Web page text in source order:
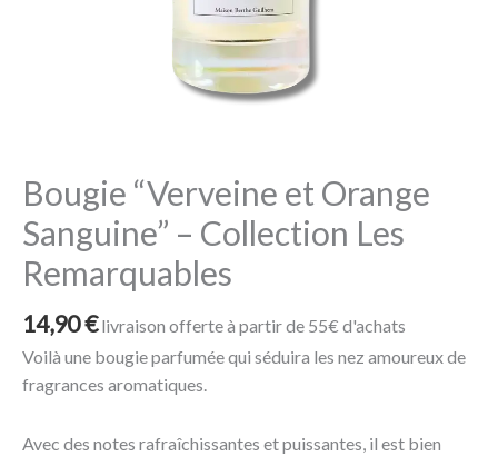
Bougie “Verveine et Orange
Sanguine” – Collection Les
Remarquables
14,90€ livraison offerte à partir de 55€ d'achats
Voilà une bougie parfumée qui séduira les nez amoureux de
fragrances aromatiques.
Avec des notes rafraîchissantes et puissantes, il est bien